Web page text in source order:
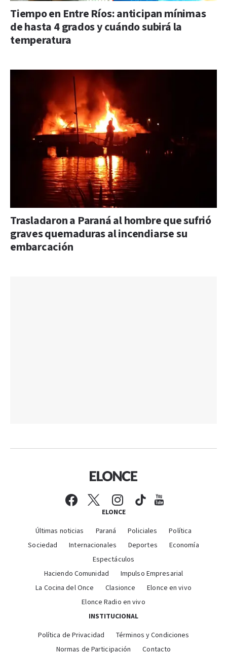
Tiempo en Entre Ríos: anticipan mínimas
de hasta 4 grados y cuándo subirá la
temperatura
Trasladaron a Paraná al hombre que sufrió
graves quemaduras al incendiarse su
embarcación
ELONCE
Últimas noticias Paraná Policiales
Política
Sociedad
Internacionales Deportes
Economía
Espectáculos
Haciendo Comunidad
Impulso Empresarial
La Cocina del Once
Clasionce
Elonce en vivo
Elonce Radio en vivo
INSTITUCIONAL
Política de Privacidad
Términos y Condiciones
Normas de Participación
Contacto